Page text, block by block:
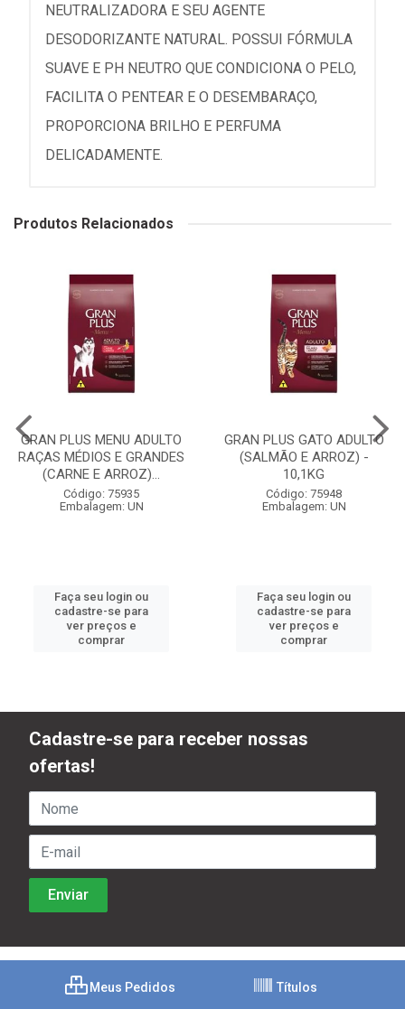
NEUTRALIZADORA E SEU AGENTE
DESODORIZANTE NATURAL. POSSUI FÓRMULA
SUAVE E PH NEUTRO QUE CONDICIONA O PELO,
FACILITA O PENTEAR E O DESEMBARAÇO,
PROPORCIONA BRILHO E PERFUMA
DELICADAMENTE.
Produtos Relacionados
GRAN PLUS MENU ADULTO
RAÇAS MÉDIOS E GRANDES
(CARNE E ARROZ)...
Código: 75935
Embalagem: UN
Faça seu login ou
cadastre-se para
ver preços e
comprar
GRAN PLUS GATO ADULTO
(SALMÃO E ARROZ) -
10,1KG
Código: 75948
Embalagem: UN
Faça seu login ou
cadastre-se para
ver preços e
comprar
Cadastre-se para receber nossas
ofertas!
Meus Pedidos Títulos